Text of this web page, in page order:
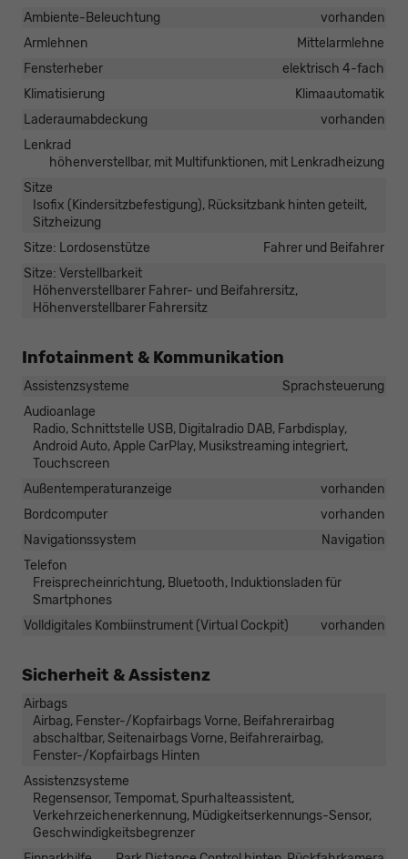
Ambiente-Beleuchtung
vorhanden
Armlehnen
Mittelarmlehne
Fensterheber
elektrisch 4-fach
Klimatisierung
Klimaautomatik
Laderaumabdeckung
vorhanden
Lenkrad
höhenverstellbar, mit Multifunktionen, mit Lenkradheizung
Sitze
Isofix (Kindersitzbefestigung), Rücksitzbank hinten geteilt,
Sitzheizung
Sitze: Lordosenstütze
Fahrer und Beifahrer
Sitze: Verstellbarkeit
Höhenverstellbarer Fahrer- und Beifahrersitz,
Höhenverstellbarer Fahrersitz
Infotainment & Kommunikation
Assistenzsysteme
Sprachsteuerung
Audioanlage
Radio, Schnittstelle USB, Digitalradio DAB, Farbdisplay,
Android Auto, Apple CarPlay, Musikstreaming integriert,
Touchscreen
Außentemperaturanzeige
vorhanden
Bordcomputer
vorhanden
Navigationssystem
Navigation
Telefon
Freisprecheinrichtung, Bluetooth, Induktionsladen für
Smartphones
Volldigitales Kombiinstrument (Virtual Cockpit)
vorhanden
Sicherheit & Assistenz
Airbags
Airbag, Fenster-/Kopfairbags Vorne, Beifahrerairbag
abschaltbar, Seitenairbags Vorne, Beifahrerairbag,
Fenster-/Kopfairbags Hinten
Assistenzsysteme
Regensensor, Tempomat, Spurhalteassistent,
Verkehrzeichenerkennung, Müdigkeitserkennungs-Sensor,
Geschwindigkeitsbegrenzer